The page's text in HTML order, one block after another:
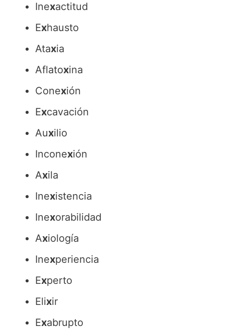
Inexactitud
Exhausto
Ataxia
Aflatoxina
Conexión
Excavación
Auxilio
Inconexión
Axila
Inexistencia
Inexorabilidad
Axiología
Inexperiencia
Experto
Elixir
Exabrupto